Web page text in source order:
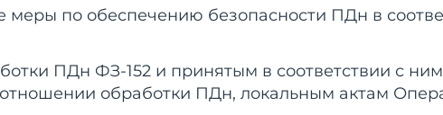
по обеспечению безопасности ПДн в
ПДн ФЗ-152 и принятым в соответствии с
обработки ПДн, локальным актам